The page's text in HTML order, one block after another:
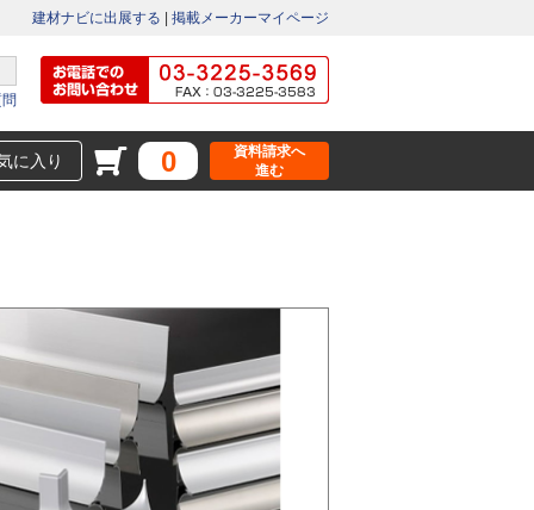
建材ナビに出展する 掲載メーカーマイページ
に入り 0
資料請求へ
進む